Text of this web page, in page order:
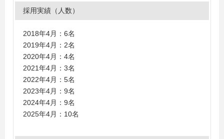
術大学院大学、北陸先端科学技術大学院大学、明治大
学、早稲田大学
採用実績（人数）
2018年4月：6名
2019年4月：2名
2020年4月：4名
2021年4月：3名
2022年4月：5名
2023年4月：9名
2024年4月：9名
2025年4月：10名